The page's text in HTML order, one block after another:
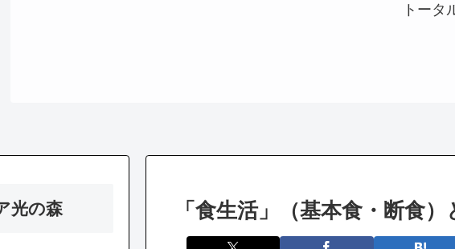
トータ
「食生活」（基本食・断食
光の森